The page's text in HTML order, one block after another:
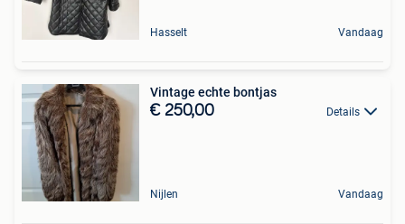
Hasselt Vandaag
Vintage echte bontjas
€ 250,00 Details
Nijlen Vandaag